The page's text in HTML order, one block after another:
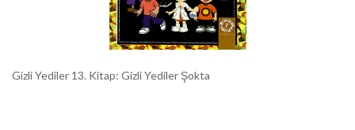
Gizli Yediler 13. Kitap: Gizli Yediler Şokta